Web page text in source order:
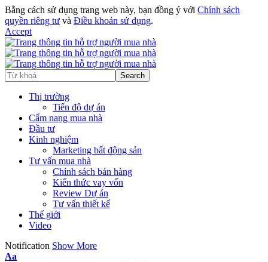
Bằng cách sử dụng trang web này, bạn đồng ý với Chính sách
quyền riêng tư và Điều khoản sử dụng.
Accept
Thị trường
Tiến độ dự án
Cẩm nang mua nhà
Đầu tư
Kinh nghiệm
Marketing bất động sản
Tư vấn mua nhà
Chính sách bán hàng
Kiến thức vay vốn
Review Dự án
Tư vấn thiết kế
Thế giới
Video
Notification Show More
Aa